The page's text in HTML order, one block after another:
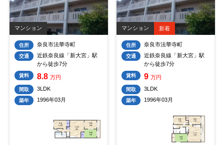
マンション
住所 奈良市法華寺町
交通
近鉄奈良線「新大宮」駅
から徒歩7分
賃料 8.8 万円
間取 3LDK
築年 1996年03月
マンション 新着
住所 奈良市法華寺町
交通
近鉄奈良線「新大宮」駅
から徒歩7分
賃料 9 万円
間取 3LDK
築年 1996年03月